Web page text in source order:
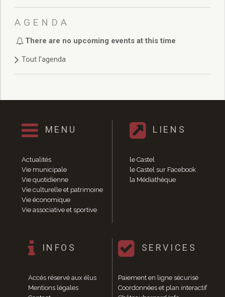
Délibérations 2008
Agenda réunions publiques
Toutes les actualités
Vie quotidienne
Enfance et jeunesse
Relais Assistantes Maternelles
Restauration scolaire
Solidarité
Services à domicile
Jardins familiaux
La Récré du Jeudi
Résidence sénior
Aménagements en accessibilité
Associations d’aide aux handicapés
Sécurité publique
Marchés
AGENDA
There are no upcoming events at this time
Tout l'agenda
MENU
Actualités
Vie municipale
Vie quotidienne
Vie culturelle et patrimoine
Vie économique
Vie associative et sportive
LIENS
le Castel
le Castel sur Facebook
la Médiathèque
INFOS
Accés réservé aux élus
Mentions légales
SERVICES
Paiement en ligne sécurisé
Coordonnées et plan interactif